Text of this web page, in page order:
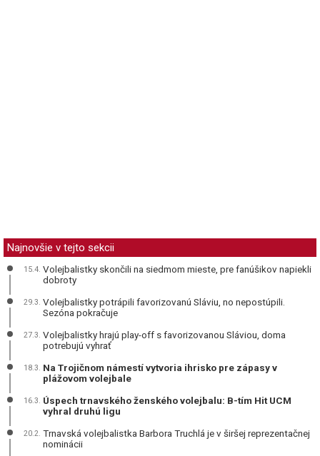
Najnovšie v tejto sekcii
15.4. Volejbalistky skončili na siedmom mieste, pre fanúšikov napiekli
dobroty
29.3. Volejbalistky potrápili favorizovanú Sláviu, no nepostúpili.
Sezóna pokračuje
27.3. Volejbalistky hrajú play-off s favorizovanou Sláviou, doma
potrebujú vyhrať
18.3. Na Trojičnom námestí vytvoria ihrisko pre zápasy v
plážovom volejbale
16.3. Úspech trnavského ženského volejbalu: B-tím Hit UCM
vyhral druhú ligu
20.2. Trnavská volejbalistka Barbora Truchlá je v širšej reprezentačnej
nominácii